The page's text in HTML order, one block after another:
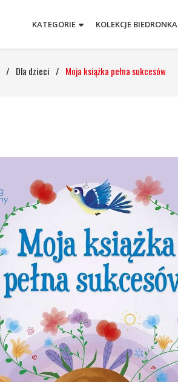
KATEGORIE KOLEKCJE BIEDRONKA
/ Dla dzieci / Moja książka pełna sukcesów